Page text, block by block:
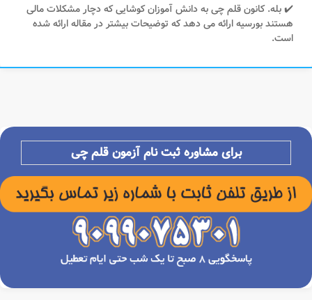
✔️ بله. کانون قلم چی به دانش آموزان کوشایی که دچار مشکلات مالی
هستند بورسیه ارائه می دهد که توضیحات بیشتر در مقاله ارائه شده
است.
برای مشاوره ثبت نام آزمون قلم چی